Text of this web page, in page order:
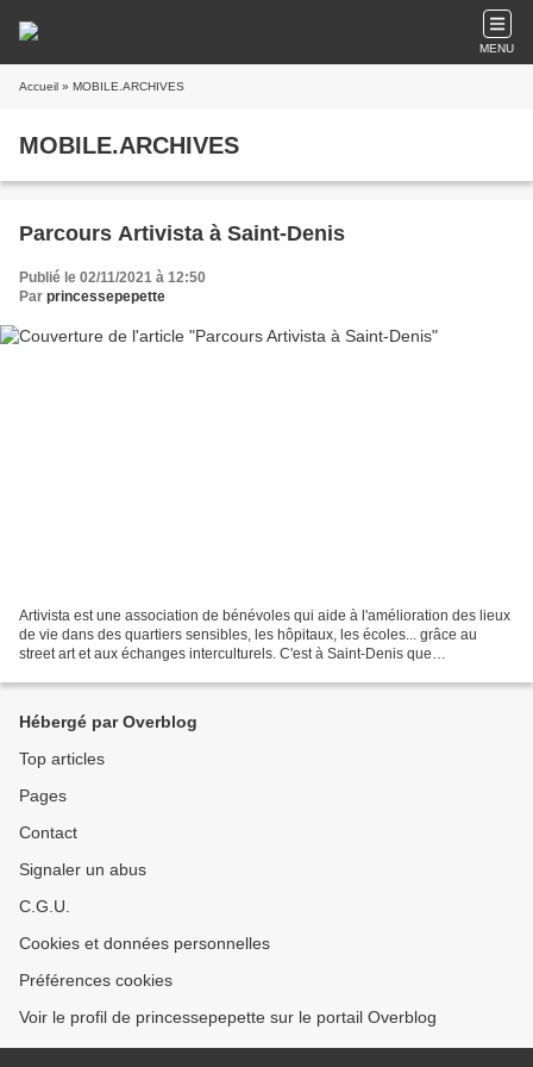
MENU
Accueil » MOBILE.ARCHIVES
MOBILE.ARCHIVES
Parcours Artivista à Saint-Denis
Publié le 02/11/2021 à 12:50
Par princessepepette
Artivista est une association de bénévoles qui aide à l'amélioration des lieux
de vie dans des quartiers sensibles, les hôpitaux, les écoles... grâce au
street art et aux échanges interculturels. C'est à Saint-Denis que
Hébergé par Overblog
Top articles
Pages
Contact
Signaler un abus
C.G.U.
Cookies et données personnelles
Préférences cookies
Voir le profil de princessepepette sur le portail Overblog